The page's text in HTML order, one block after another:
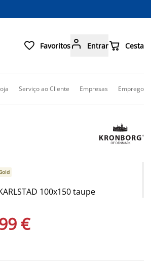
 Favoritos Entrar Cesta
Serviço ao Cliente Empresas Emprego
100x150 taupe
€